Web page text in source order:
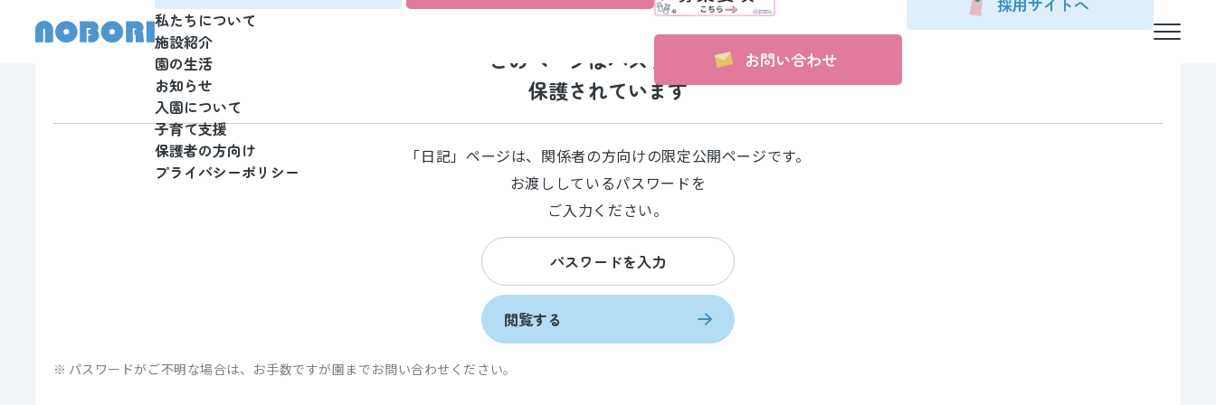
私たちについて
施設紹介
園の生活
お知らせ
入園について
子育て支援
保護者の方向け
プライバシーポリシー
お問い合わせ
このページはパスワードで
保護されています
「日記」ページは、関係者の方向けの限定公開ページです。
お渡ししているパスワードを
ご入力ください。
閲覧する
パスワードがご不明な場合は、お手数ですが園までお問い合わせください。